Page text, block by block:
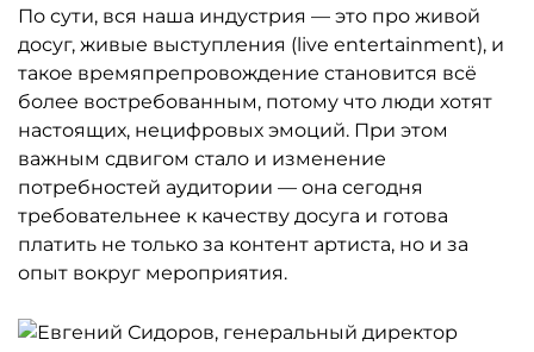
По сути, вся наша индустрия — это про живой
досуг, живые выступления (live entertainment), и
такое времяпрепровождение становится всё
более востребованным, потому что люди хотят
настоящих, нецифровых эмоций. При этом
важным сдвигом стало и изменение
потребностей аудитории — она сегодня
требовательнее к качеству досуга и готова
платить не только за контент артиста, но и за
опыт вокруг мероприятия.